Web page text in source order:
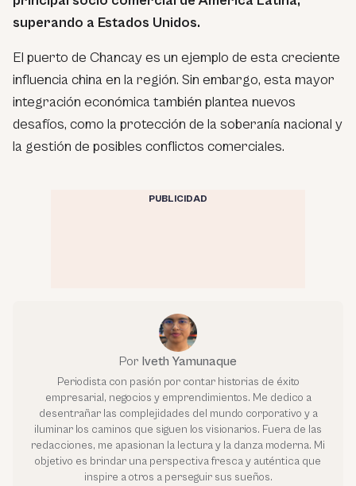
superando a Estados Unidos.
El puerto de Chancay es un ejemplo de esta creciente
influencia china en la región. Sin embargo, esta mayor
integración económica también plantea nuevos
desafíos, como la protección de la soberanía nacional y
la gestión de posibles conflictos comerciales.
PUBLICIDAD
Por Iveth Yamunaque
Periodista con pasión por contar historias de éxito
empresarial, negocios y emprendimientos. Me dedico a
desentrañar las complejidades del mundo corporativo y a
iluminar los caminos que siguen los visionarios. Fuera de las
redacciones, me apasionan la lectura y la danza moderna. Mi
objetivo es brindar una perspectiva fresca y auténtica que
inspire a otros a perseguir sus sueños.